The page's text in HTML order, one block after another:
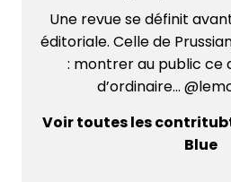
Une revue se définit
éditoriale. Celle de
: montrer au public ce
d’ordinaire...
Voir toutes les
Blue